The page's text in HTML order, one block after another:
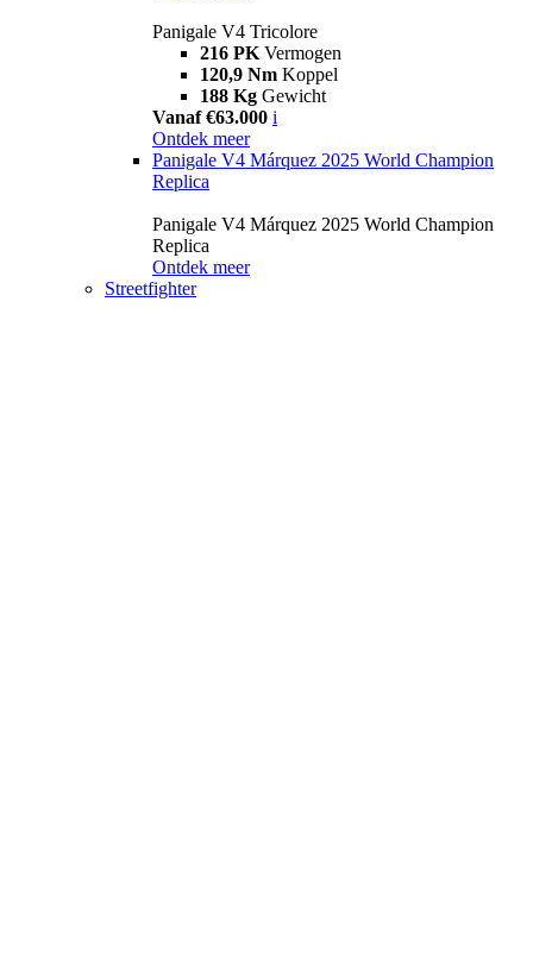
Panigale V4 Tricolore
216 PK Vermogen
120,9 Nm Koppel
188 Kg Gewicht
Vanaf €63.000 i
Ontdek meer
Panigale V4 Márquez 2025 World Champion
Replica
Panigale V4 Márquez 2025 World Champion
Replica
Ontdek meer
Streetfighter